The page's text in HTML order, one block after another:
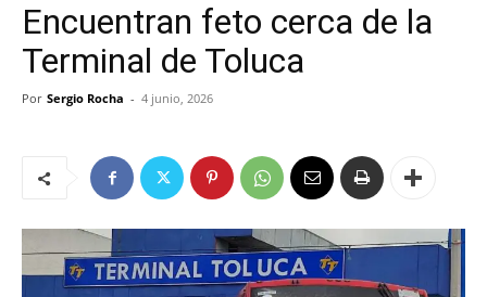
Encuentran feto cerca de la
Terminal de Toluca
Por Sergio Rocha - 4 junio, 2026